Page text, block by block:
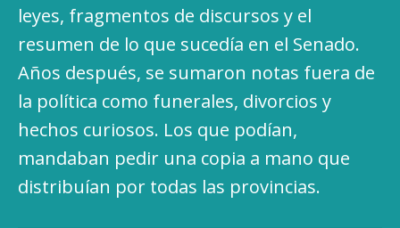
leyes, fragmentos de discursos y el
resumen de lo que sucedía en el Senado.
Años después, se sumaron notas fuera de
la política como funerales, divorcios y
hechos curiosos. Los que podían,
mandaban pedir una copia a mano que
distribuían por todas las provincias.